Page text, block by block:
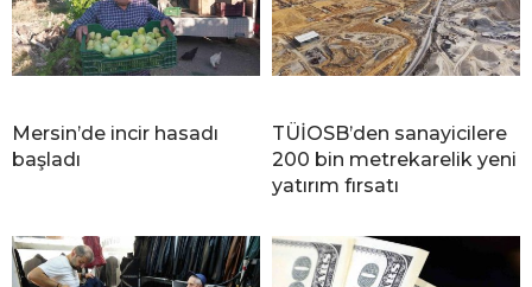
Mersin’de incir hasadı
başladı
TÜİOSB’den sanayicilere
200 bin metrekarelik yeni
yatırım fırsatı